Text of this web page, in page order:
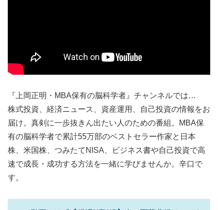
『上岡正明・MBA保有の脳科学者』チャンネルでは…
株式投資、経済ニュース、資産運用、自己投資の情報をお
届け。真剣に一歩抜きん出たい人のための番組。MBA保
有の脳科学者で累計55万部のベストセラー作家と日本
株、米国株、つみたてNISA、ビジネス書や自己投資で高
速で成長・成功する方法を一緒に学びませんか。辛口で
す。